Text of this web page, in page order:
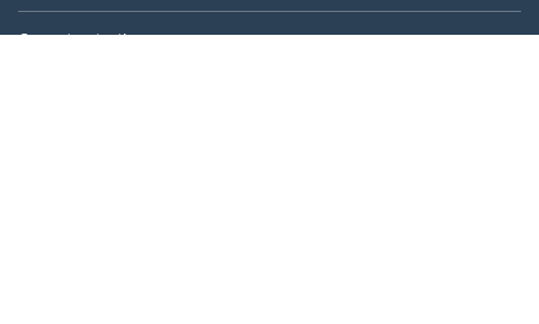
Contador de días